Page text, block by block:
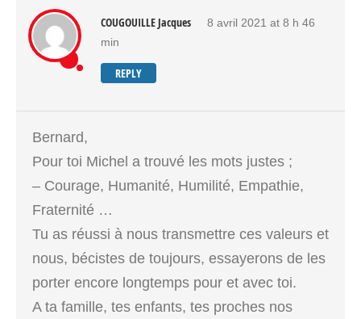
COUGOUILLE Jacques
8 avril 2021 at 8 h 46
min
REPLY
Bernard,
Pour toi Michel a trouvé les mots justes ;
– Courage, Humanité, Humilité, Empathie,
Fraternité …
Tu as réussi à nous transmettre ces valeurs et
nous, bécistes de toujours, essayerons de les
porter encore longtemps pour et avec toi.
A ta famille, tes enfants, tes proches nos